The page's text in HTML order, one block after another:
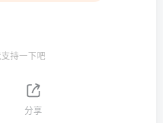
持一下吧
分享